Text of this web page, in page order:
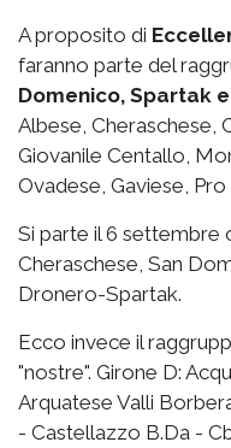
A proposito di
faranno parte del
Domenico, Spartak
Albese, Cheraschese,
Giovanile Centallo,
Ovadese, Gaviese,
Si parte il 6 settembre
Cheraschese, San
Dronero-Spartak.
Ecco invece il
"nostre". Girone D:
Arquatese Valli
- Castellazzo B.Da -